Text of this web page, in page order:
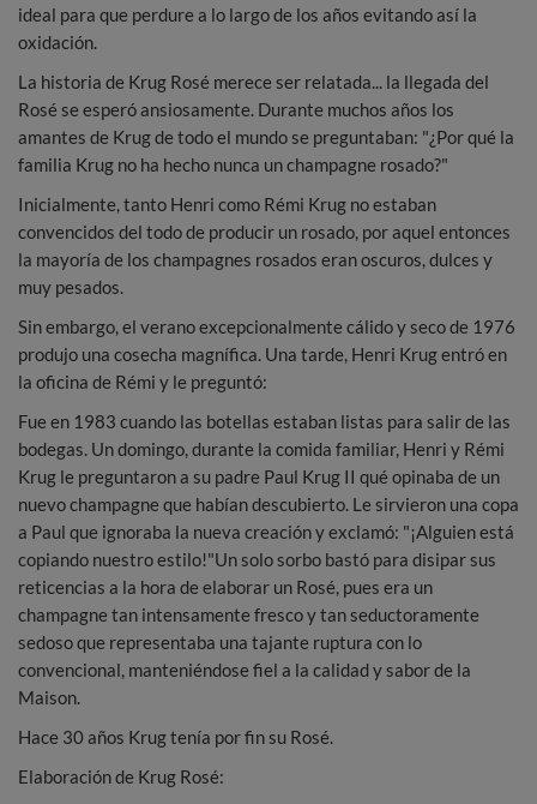
ideal para que perdure a lo largo de los años evitando así la
oxidación.
La historia de Krug Rosé merece ser relatada... la llegada del
Rosé se esperó ansiosamente. Durante muchos años los
amantes de Krug de todo el mundo se preguntaban: "¿Por qué la
familia Krug no ha hecho nunca un champagne rosado?"
Inicialmente, tanto Henri como Rémi Krug no estaban
convencidos del todo de producir un rosado, por aquel entonces
la mayoría de los champagnes rosados eran oscuros, dulces y
muy pesados.
Sin embargo, el verano excepcionalmente cálido y seco de 1976
produjo una cosecha magnífica. Una tarde, Henri Krug entró en
la oficina de Rémi y le preguntó:
Fue en 1983 cuando las botellas estaban listas para salir de las
bodegas. Un domingo, durante la comida familiar, Henri y Rémi
Krug le preguntaron a su padre Paul Krug II qué opinaba de un
nuevo champagne que habían descubierto. Le sirvieron una copa
a Paul que ignoraba la nueva creación y exclamó: "¡Alguien está
copiando nuestro estilo!"Un solo sorbo bastó para disipar sus
reticencias a la hora de elaborar un Rosé, pues era un
champagne tan intensamente fresco y tan seductoramente
sedoso que representaba una tajante ruptura con lo
convencional, manteniéndose fiel a la calidad y sabor de la
Maison.
Hace 30 años Krug tenía por fin su Rosé.
Elaboración de Krug Rosé: